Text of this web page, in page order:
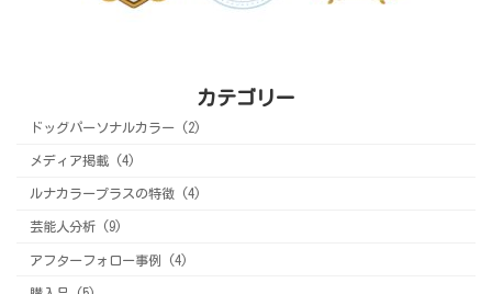
カテゴリー
ドッグパーソナルカラー (2)
メディア掲載 (4)
ルナカラープラスの特徴 (4)
芸能人分析 (9)
アフターフォロー事例 (4)